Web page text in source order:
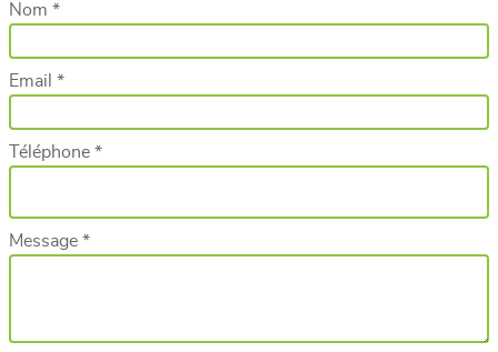
Nom *
Email *
Téléphone *
Message *